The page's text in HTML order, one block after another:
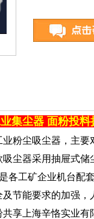
集尘器 面粉投料
粉尘吸尘器，主
尘器采用抽屉式
各工矿企业机台配
节能要求的加强
享上海辛恪实业